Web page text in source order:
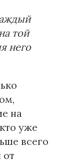
той
него
на
уже
всего